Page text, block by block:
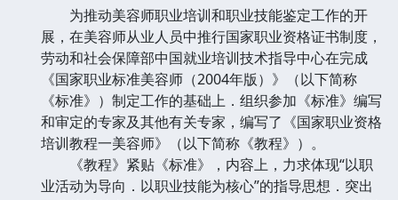
为推动美容师职业培训和职业技能鉴定工作的开
展，在美容师从业人员中推行国家职业资格证书制度，
劳动和社会保障部中国就业培训技术指导中心在完成
《国家职业标准美容师（2004年版）》（以下简称
《标准》）制定工作的基础上．组织参加《标准》编写
和审定的专家及其他有关专家，编写了《国家职业资格
培训教程一美容师》（以下简称《教程》）。
《教程》紧贴《标准》，内容上，力求体现“以职
业活动为导向．以职业技能为核心”的指导思想．突出